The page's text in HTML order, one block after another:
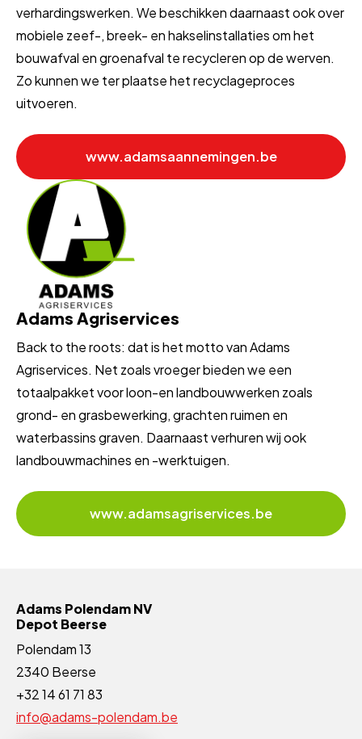
verhardingswerken. We beschikken daarnaast ook over
mobiele zeef-, breek- en hakselinstallaties om het
bouwafval en groenafval te recycleren op de werven.
Zo kunnen we ter plaatse het recyclageproces
uitvoeren.
www.adamsaannemingen.be
Adams Agriservices
Back to the roots: dat is het motto van Adams
Agriservices. Net zoals vroeger bieden we een
totaalpakket voor loon-en landbouwwerken zoals
grond- en grasbewerking, grachten ruimen en
waterbassins graven. Daarnaast verhuren wij ook
landbouwmachines en -werktuigen.
www.adamsagriservices.be
Adams Polendam NV
Depot Beerse
Polendam 13
2340 Beerse
+32 14 61 71 83
info@adams-polendam.be